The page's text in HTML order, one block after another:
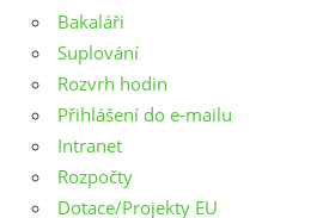
Bakaláři
Suplování
Rozvrh hodin
Přihlášení do e-mailu
Intranet
Rozpočty
Dotace/Projekty EU